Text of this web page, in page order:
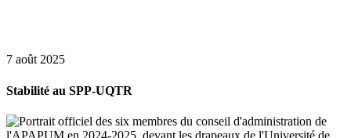
7 août 2025
Stabilité au SPP-UQTR